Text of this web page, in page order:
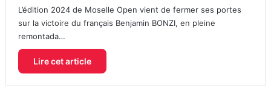
L’édition 2024 de Moselle Open vient de fermer ses portes
sur la victoire du français Benjamin BONZI, en pleine
remontada…
Lire cet article